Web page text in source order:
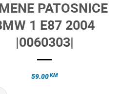
PATOSNICE
1 E87 2004
|0060303|
59.00KM
BMW 1 E87 2004 |0060303|